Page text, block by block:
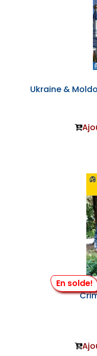
Ukraine &
En solde!